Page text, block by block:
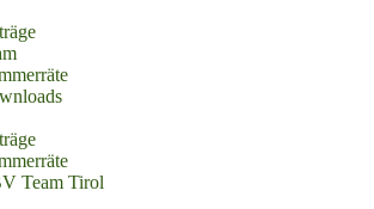
Team Tirol